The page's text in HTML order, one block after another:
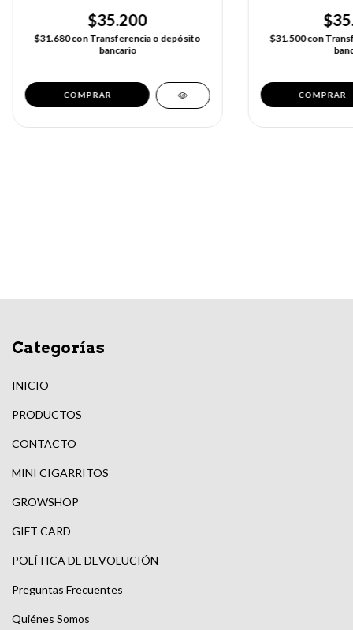
$35.200
$31.680conTransferencia o depósito
bancario
$31.500con
Categorías
INICIO
PRODUCTOS
CONTACTO
MINI CIGARRITOS
GROWSHOP
GIFT CARD
POLÍTICA DE DEVOLUCIÓN
Preguntas Frecuentes
Quiénes Somos